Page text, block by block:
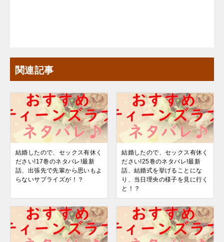
関連記事
結婚したので、セックス有休く
ださい!17巻のネタバレ!最新
話、出張先で先輩から思いもよ
らないサプライズが！？
結婚したので、セックス有休く
ださい!25巻のネタバレ!最新
話、結婚式を挙げることにな
り、当日理央の様子を見に行く
と！？